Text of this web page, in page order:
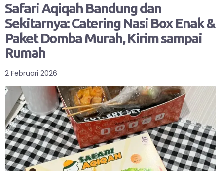
Safari Aqiqah Bandung dan
Sekitarnya: Catering Nasi Box Enak &
Paket Domba Murah, Kirim sampai
Rumah
2 Februari 2026